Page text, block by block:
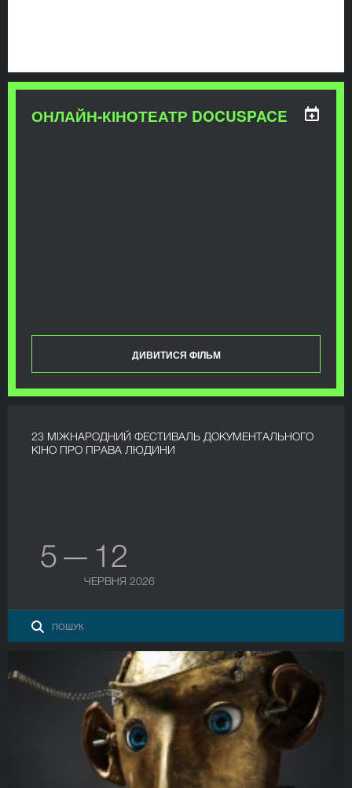
ОНЛАЙН-КІНОТЕАТР DOCUSPACE
ДИВИТИСЯ ФІЛЬМ
23 МІЖНАРОДНИЙ ФЕСТИВАЛЬ ДОКУМЕНТАЛЬНОГО
КІНО ПРО ПРАВА ЛЮДИНИ
5 — 12
ЧЕРВНЯ 2026